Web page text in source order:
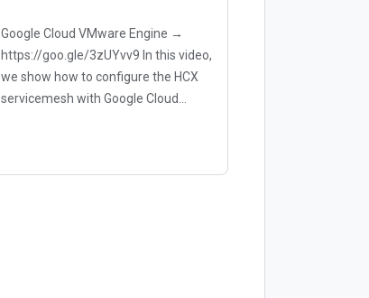
Google Cloud VMware Engine →
https://goo.gle/3zUYvv9 In this video,
we show how to configure the HCX
servicemesh with Google Cloud